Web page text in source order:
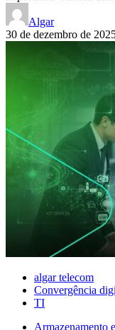
Algar
30 de dezembro de
algar telecom
Convergência
TI
Armazenamento